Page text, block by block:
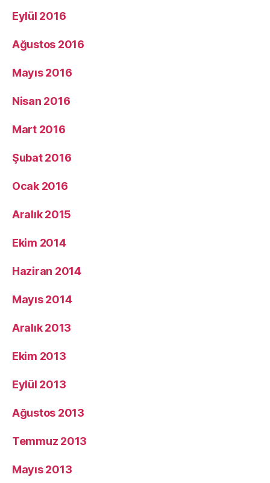
Eylül 2016
Ağustos 2016
Mayıs 2016
Nisan 2016
Mart 2016
Şubat 2016
Ocak 2016
Aralık 2015
Ekim 2014
Haziran 2014
Mayıs 2014
Aralık 2013
Ekim 2013
Eylül 2013
Ağustos 2013
Temmuz 2013
Mayıs 2013